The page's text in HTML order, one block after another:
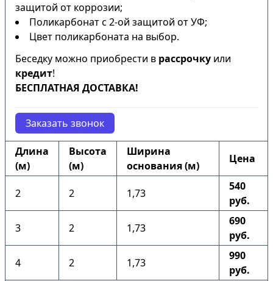
защитой от коррозии;
Поликарбонат с 2-ой защитой от УФ;
Цвет поликарбоната на выбор.
Беседку можно приобрести в рассрочку или
кредит!
БЕСПЛАТНАЯ ДОСТАВКА!
Заказать звонок
Длина
(м)
Высота
(м)
Ширина
основания (м)
Цена
2 2 1,73
540
руб.
3 2 1,73
690
руб.
4 2 1,73
990
руб.